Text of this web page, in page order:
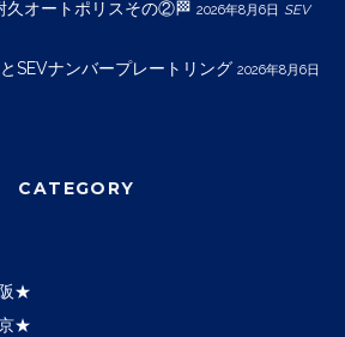
久オートポリスその②🏁 2026年8月6日 SEV
SEVナンバープレートリング 2026年8月6日
CATEGORY
★
★